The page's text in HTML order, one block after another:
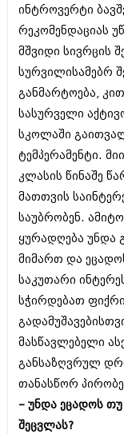
აგვისტო
ივლისი
თებერვალი
აგვისტო
აგვისტო
ივნისი
ნოემბერი
ინტროვერტი
რეკომენდაციას
მშვიდი სივრცის
სურვილისამებრ
განმარტოება,
სასურველი
სკოლაში
ტემპერამენტი.
კლასის წინაშე
მათთვის
საუბრობენ.
ყურადღება უნდა
მიმართ და
საკუთარი
სჭირდებათ
მასწავლებელი
განსაზღვრულ
თანასწორ
– უნდა ეცადოს
შეცვლას?